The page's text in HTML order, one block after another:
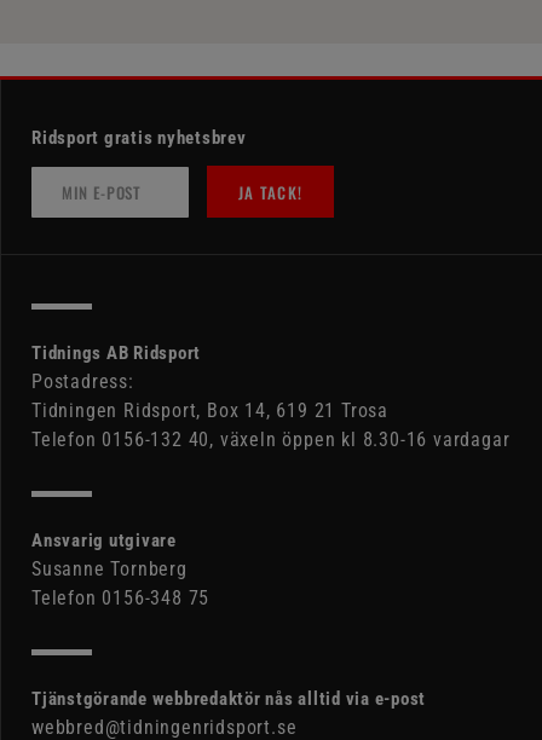
Ridsport gratis nyhetsbrev
JA TACK!
Tidnings AB Ridsport
Postadress:
Tidningen Ridsport, Box 14, 619 21 Trosa
Telefon 0156-132 40, växeln öppen kl 8.30-16 vardagar
Ansvarig utgivare
Susanne Tornberg
Telefon 0156-348 75
Tjänstgörande webbredaktör nås alltid via e-post
webbred@tidningenridsport.se